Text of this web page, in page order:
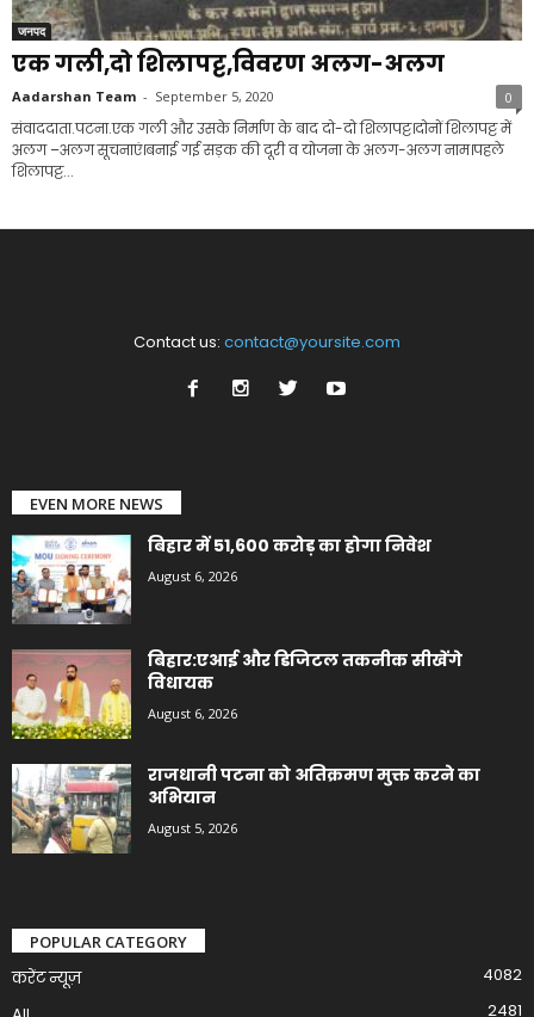
जनपद
एक गली,दो शिलापट्ट,विवरण अलग-अलग
Aadarshan Team - September 5, 2020 0
संवाददाता.पटना.एक गली और उसके निर्माण के बाद दो-दो शिलापट्ट।दोनों शिलापट्ट में
अलग –अलग सूचनाएं।बनाई गई सड़क की दूरी व योजना के अलग-अलग नाम।पहले
शिलापट्ट...
Contact us: contact@yoursite.com
EVEN MORE NEWS
बिहार में 51,600 करोड़ का होगा निवेश
August 6, 2026
बिहार:एआई और डिजिटल तकनीक सीखेंगे
विधायक
August 6, 2026
राजधानी पटना को अतिक्रमण मुक्त करने का
अभियान
August 5, 2026
POPULAR CATEGORY
करेंट न्यूज़
4082
2481